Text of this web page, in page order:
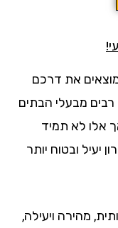
את דרכם
מבעלי הבתים
אלו לא תמיד
יעיל ובטוח יותר
מהירה ויעילה,